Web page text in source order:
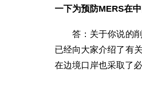
一下为预防MERS在
答：关于你说的削
已经向大家介绍了有
在边境口岸也采取了